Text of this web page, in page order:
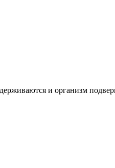
и организм